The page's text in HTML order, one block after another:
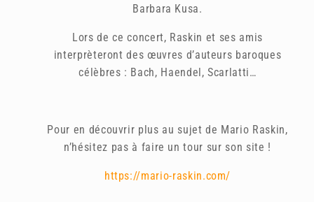
Barbara Kusa.
Lors de ce concert, Raskin et ses amis
interprèteront des œuvres d’auteurs baroques
célèbres : Bach, Haendel, Scarlatti…
Pour en découvrir plus au sujet de Mario Raskin,
n’hésitez pas à faire un tour sur son site !
https://mario-raskin.com/